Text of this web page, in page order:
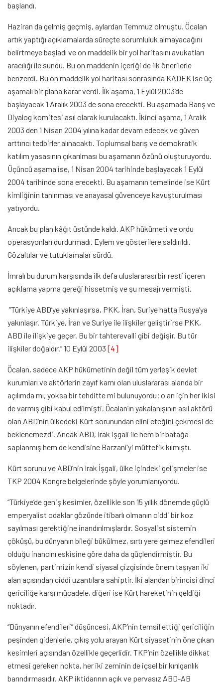
başlandı.
Haziran da gelmiş geçmiş, aylardan Temmuz olmuştu. Öcalan
artık yaptığı açıklamalarda süreçte sorumluluk almayacağını
belirtmeye başladı ve on maddelik bir yol haritasını avukatları
aracılığı ile sundu. Bu on maddenin içeriği de ilk önerilerle
benzerdi. Bu on maddelik yol haritası sonrasında KADEK ise üç
aşamalı bir plana karar verdi. İlk aşama, 1 Eylül 2003’de
başlayacak 1 Aralık 2003 de sona erecekti. Bu aşamada Barış ve
Diyalog komitesi asıl olarak kurulacaktı. İkinci aşama, 1 Aralık
2003 den 1 Nisan 2004 yılına kadar devam edecek ve güven
arttırıcı tedbirler alınacaktı. Toplumsal barış ve demokratik
katılım yasasının çıkarılması bu aşamanın özünü oluşturuyordu.
Üçüncü aşama ise, 1 Nisan 2004 tarihinde başlayacak 1 Eylül
2004 tarihinde sona erecekti. Bu aşamanın temelinde ise Kürt
kimliğinin tanınması ve anayasal güvenceye kavuşturulması
yatıyordu.
Ancak bu plan kâğıt üstünde kaldı. AKP hükümeti ve ordu
operasyonları durdurmadı. Eylem ve gösterilere saldırıldı.
Gözaltılar ve tutuklamalar sürdü.
İmralı bu durum karşısında ilk defa uluslararası bir resti içeren
açıklama yapma gereği hissetmiş ve şu mesajı vermişti.
“Türkiye ABD’ye yakınlaşırsa, PKK, İran, Suriye hatta Rusya’ya
yakınlaşır. Türkiye, İran ve Suriye ile ilişkiler geliştirirse PKK,
ABD ile ilişkiye geçer. Bu bir tahterevalli gibi değişir. Bu tür
ilişkiler doğaldır.” 10 Eylül 2003 [4]
Öcalan, sadece AKP hükümetinin değil tüm yerleşik devlet
kurumları ve aktörlerin zayıf karnı olan uluslararası alanda bir
açılımda mı, yoksa bir tehditte mi bulunuyordu; o an için her ikisi
de varmış gibi kabul edilmişti. Öcalan’ın yakalanışının asıl aktörü
olan ABD’nin ülkedeki Kürt sorunundan elini eteğini çekmesi de
beklenemezdi. Ancak ABD, Irak işgali ile hem bir batağa
saplanmış hem de kendisine Barzani’yi müttefik kılmıştı.
Kürt sorunu ve ABD’nin Irak İşgali, ülke içindeki gelişmeler ise
TKP 2004 Kongre belgelerinde şöyle yorumlanıyordu.
“Türkiye’de geniş kesimler, özellikle son 15 yıllık dönemde güçlü
emperyalist odaklar gözünde itibarlı olmanın ciddi bir koz
sayılması gerektiğine inandırılmışlardır. Sosyalist sistemin
çöküşü, bu dünyanın bileği bükülmez, sırtı yere gelmez efendileri
olduğu inancını eskisine göre daha da güçlendirmiştir. Bu
söylenen, partimizin kendi siyasal çizgisinde önem taşıyan iki
alan açısından ciddi uzantılara sahiptir. İki alandan birincisi dinci
gericiliğe karşı mücadele, diğeri ise Kürt hareketinin geldiği
noktadır.
“Dünyanın efendileri” düşüncesi, AKP’nin temsil ettiği gericiliğin
peşinden gidenlerle, çıkış yolu arayan Kürt siyasetinin öne çıkan
kesimleri açısından özellikle geçerlidir. TKP’nin özellikle dikkat
etmesi gereken nokta, her iki zeminin de içsel bir kırılganlık
barındırmasıdır. AKP iktidarının açık ve pervasız ABD-AB